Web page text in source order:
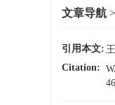
文章导航 >
引用本文:
Citation: